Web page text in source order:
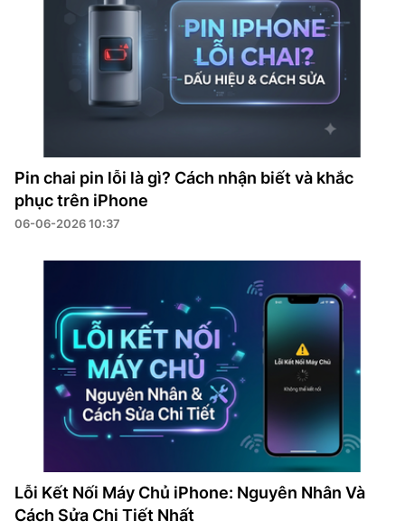
Pin chai pin lỗi là gì? Cách nhận biết và khắc
phục trên iPhone
06-06-2026 10:37
Lỗi Kết Nối Máy Chủ iPhone: Nguyên Nhân Và
Cách Sửa Chi Tiết Nhất